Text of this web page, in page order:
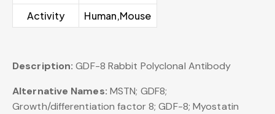
Activity
Human,Mouse
Description: GDF-8 Rabbit Polyclonal Antibody
Alternative Names: MSTN; GDF8;
Growth/differentiation factor 8; GDF-8; Myostatin